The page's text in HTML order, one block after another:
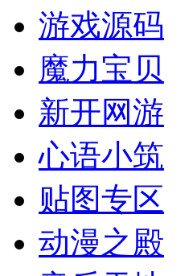
游戏源码
魔力宝贝
新开网游
心语小筑
贴图专区
动漫之殿